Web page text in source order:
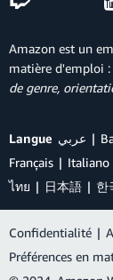
Amazon est un
matière d'emploi :
de genre,
Langue عربي
Français
Italiano
ไทย
日本語 한
Confidentialité |
Préférences en